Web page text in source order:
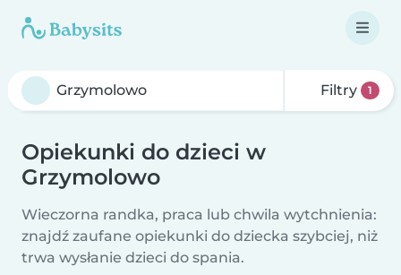
Filtry 1
Opiekunki do dzieci w
Grzymolowo
Wieczorna randka, praca lub chwila wytchnienia:
znajdź zaufane opiekunki do dziecka szybciej, niż
trwa wysłanie dzieci do spania.